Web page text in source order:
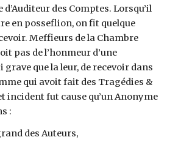
d’Auditeur des Comptes. Lorsqu’il
en posseflion, on fit quelque
Meffieurs de la Chambre
pas de l’honmeur d’une
grave que la leur, de recevoir dans
qui avoit fait des Tragédies &
incident fut cause qu’un Anonyme
:
des Auteurs,